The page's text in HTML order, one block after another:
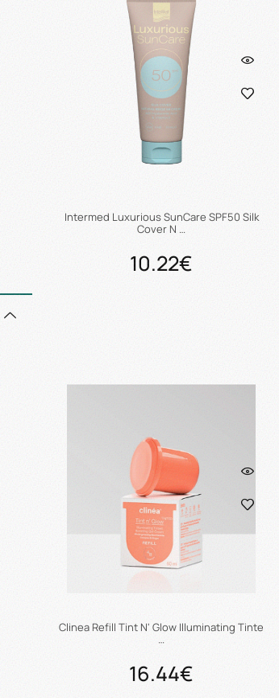
Intermed Luxurious SunCare SPF50 Silk
Cover N …
10.22€
Clinea Refill Tint N' Glow Illuminating Tinte
…
16.44€